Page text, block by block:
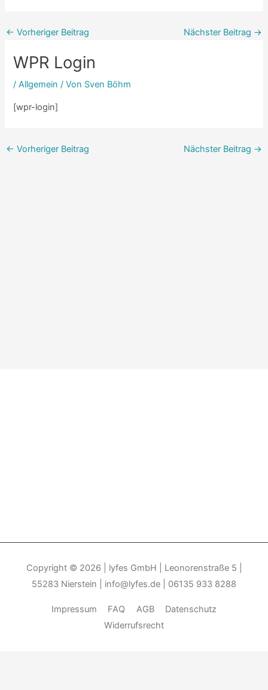
← Vorheriger Beitrag Nächster Beitrag →
WPR Login
/Allgemein / Von Sven Böhm
[wpr-login]
← Vorheriger Beitrag Nächster Beitrag →
Copyright © 2026
| lyfes GmbH | Leonorenstraße 5 |
55283 Nierstein | info@lyfes.de | 06135 933 8288
Impressum FAQ AGB
Datenschutz
Widerrufsrecht